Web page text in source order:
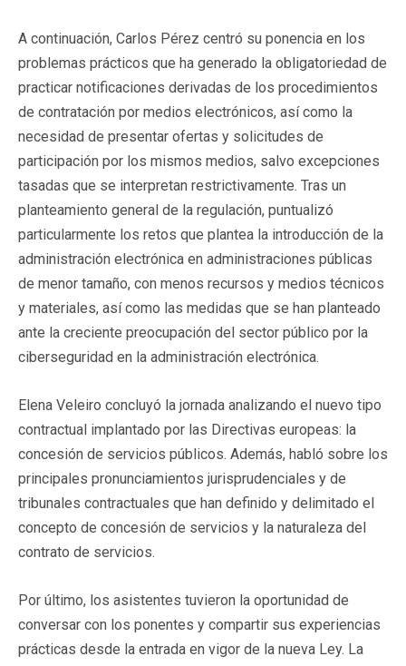
A continuación, Carlos Pérez centró su ponencia en los
problemas prácticos que ha generado la obligatoriedad de
practicar notificaciones derivadas de los procedimientos
de contratación por medios electrónicos, así como la
necesidad de presentar ofertas y solicitudes de
participación por los mismos medios, salvo excepciones
tasadas que se interpretan restrictivamente. Tras un
planteamiento general de la regulación, puntualizó
particularmente los retos que plantea la introducción de la
administración electrónica en administraciones públicas
de menor tamaño, con menos recursos y medios técnicos
y materiales, así como las medidas que se han planteado
ante la creciente preocupación del sector público por la
ciberseguridad en la administración electrónica.
Elena Veleiro concluyó la jornada analizando el nuevo tipo
contractual implantado por las Directivas europeas: la
concesión de servicios públicos. Además, habló sobre los
principales pronunciamientos jurisprudenciales y de
tribunales contractuales que han definido y delimitado el
concepto de concesión de servicios y la naturaleza del
contrato de servicios.
Por último, los asistentes tuvieron la oportunidad de
conversar con los ponentes y compartir sus experiencias
prácticas desde la entrada en vigor de la nueva Ley. La